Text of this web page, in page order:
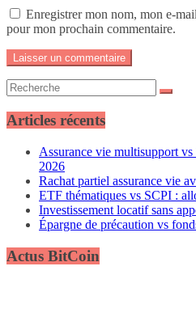
Enregistrer mon nom, mon e-
pour mon prochain commentaire.
Articles récents
Assurance vie multisupport
2026
Rachat partiel assurance vie
ETF thématiques vs SCPI :
Investissement locatif sans
Épargne de précaution vs
Actus BitCoin